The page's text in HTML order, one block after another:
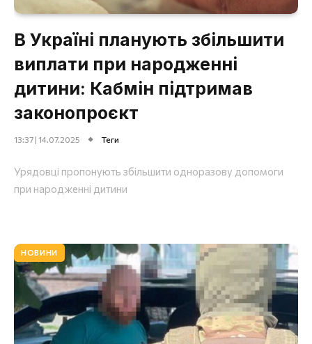
В Україні планують збільшити
виплати при народженні
дитини: Кабмін підтримав
законопроєкт
13:37 | 14.07.2025 Теги
Урядовці пропонують збільшити одноразову допомоги
при народженні дитини
НОВИНИ